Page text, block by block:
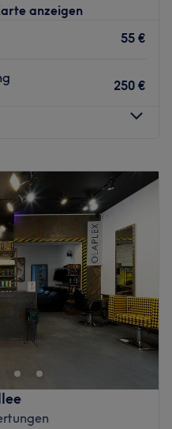
anzeigen
55 €
250 €
18:00
11:00–18:00
11:00–18:00
11:00 –18:00
11:00 –18:00
Geschlossen
Grunewald ist ein Ort,
werden Looks kreiert, die
der
wird ausschließlich
die individuell auf dein
gesund, glänzend und